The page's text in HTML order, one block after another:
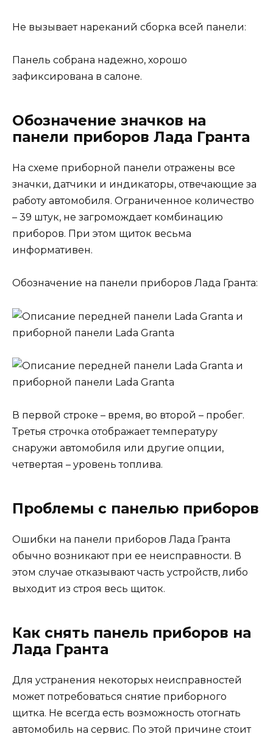
Не вызывает нареканий сборка всей панели:
Панель собрана надежно, хорошо
зафиксирована в салоне.
Обозначение значков на
панели приборов Лада Гранта
На схеме приборной панели отражены все
значки, датчики и индикаторы, отвечающие за
работу автомобиля. Ограниченное количество
– 39 штук, не загромождает комбинацию
приборов. При этом щиток весьма
информативен.
Обозначение на панели приборов Лада Гранта:
В первой строке – время, во второй – пробег.
Третья строчка отображает температуру
снаружи автомобиля или другие опции,
четвертая – уровень топлива.
Проблемы с панелью приборов
Ошибки на панели приборов Лада Гранта
обычно возникают при ее неисправности. В
этом случае отказывают часть устройств, либо
выходит из строя весь щиток.
Как снять панель приборов на
Лада Гранта
Для устранения некоторых неисправностей
может потребоваться снятие приборного
щитка. Не всегда есть возможность отогнать
автомобиль на сервис. По этой причине стоит